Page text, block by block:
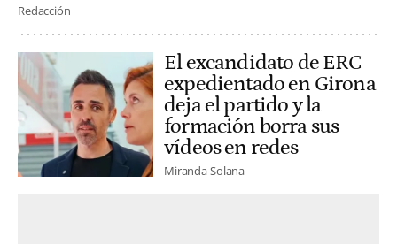
Redacción
El excandidato de ERC
expedientado en Girona
deja el partido y la
formación borra sus
vídeos en redes
Miranda Solana